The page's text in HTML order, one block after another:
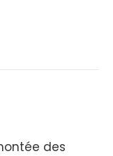
des